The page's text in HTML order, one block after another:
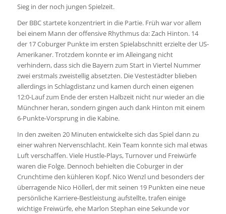
Sieg in der noch jungen Spielzeit.
Der BBC startete konzentriert in die Partie. Früh war vor allem
bei einem Mann der offensive Rhythmus da: Zach Hinton. 14
der 17 Coburger Punkte im ersten Spielabschnitt erzielte der US-
Amerikaner. Trotzdem konnte er im Alleingang nicht
verhindern, dass sich die Bayern zum Start in Viertel Nummer
zwei erstmals zweistellig absetzten. Die Vestestädter blieben
allerdings in Schlagdistanz und kamen durch einen eigenen
12:0-Lauf zum Ende der ersten Halbzeit nicht nur wieder an die
Münchner heran, sondern gingen auch dank Hinton mit einem
6-Punkte-Vorsprung in die Kabine.
In den zweiten 20 Minuten entwickelte sich das Spiel dann zu
einer wahren Nervenschlacht. Kein Team konnte sich mal etwas
Luft verschaffen. Viele Hustle-Plays, Turnover und Freiwürfe
waren die Folge. Dennoch behielten die Coburger in der
Crunchtime den kühleren Kopf. Nico Wenzl und besonders der
überragende Nico Höllerl, der mit seinen 19 Punkten eine neue
persönliche Karriere-Bestleistung aufstellte, trafen einige
wichtige Freiwürfe, ehe Marlon Stephan eine Sekunde vor